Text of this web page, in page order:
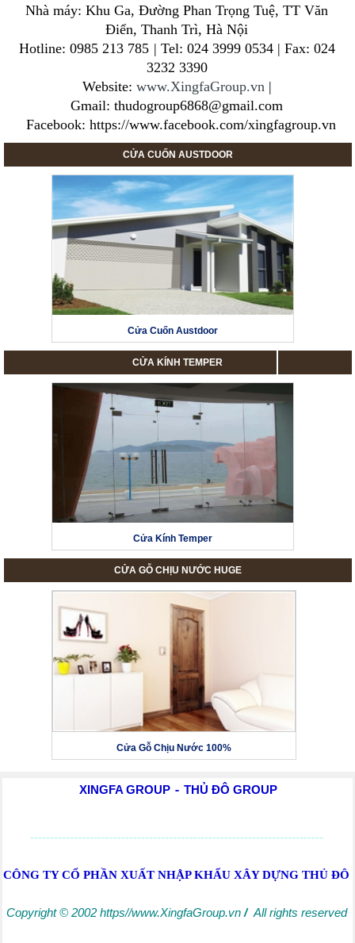
Nhà máy: Khu Ga, Đường Phan Trọng Tuệ, TT Văn
Điển, Thanh Trì, Hà Nội
Hotline: 0985 213 785 | Tel: 024 3999 0534 | Fax: 024
3232 3390
Website: www.XingfaGroup.vn |
Gmail: thudogroup6868@gmail.com
Facebook: https://www.facebook.com/xingfagroup.vn
CỬA CUỐN AUSTDOOR
Cửa Cuốn Austdoor
CỬA KÍNH TEMPER
Cửa Kính Temper
CỬA GỖ CHỊU NƯỚC HUGE
Cửa Gỗ Chịu Nước 100%
XINGFA GROUP - THỦ ĐÔ GROUP
--------------------------------------------------------------------------
CÔNG TY CỔ PHẦN XUẤT NHẬP KHẨU XÂY DỰNG THỦ ĐÔ
Copyright © 2002 https//www.XingfaGroup.vn / All rights reserved